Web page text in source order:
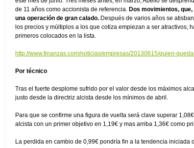
de 11 años como accionista de referencia. Dos movimientos,
una operación de gran calado. Después de varios años se
los precios y múltiplos a los que cotiza empiezan a ser
primeros colocados en la lista.
http://www.finanzas.com/noticias/empresas/20130615/quien-
Por técnico
Tras el fuerte desplome sufrido por el valor desde los máximos
justo desde la directriz alcista desde los mínimos de abril.
Para que se confirme una figura de vuelta será clave superar
alcista con un primer objetivo en 1,19€ y mas arriba 1,36€ como
La perdida en cambio de 0,99€ pondría fin a la tendencia